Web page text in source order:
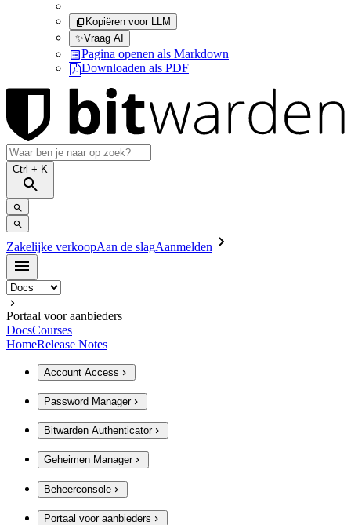
Kopiëren voor LLM
✨Vraag AI
Pagina openen als Markdown
Downloaden als PDF
Ctrl + K
Zakelijke verkoopAan de slagAanmelden
Portaal voor aanbieders
DocsCourses
HomeRelease Notes
Account Access
Password Manager
Bitwarden Authenticator
Geheimen Manager
Beheerconsole
Portaal voor aanbieders